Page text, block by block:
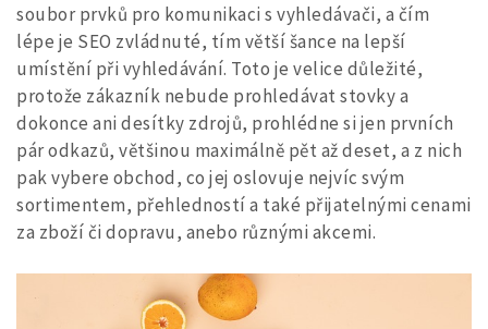
soubor prvků pro komunikaci s vyhledávači, a čím
lépe je SEO zvládnuté, tím větší šance na lepší
umístění při vyhledávání. Toto je velice důležité,
protože zákazník nebude prohledávat stovky a
dokonce ani desítky zdrojů, prohlédne si jen prvních
pár odkazů, většinou maximálně pět až deset, a z nich
pak vybere obchod, co jej oslovuje nejvíc svým
sortimentem, přehledností a také přijatelnými cenami
za zboží či dopravu, anebo různými akcemi.